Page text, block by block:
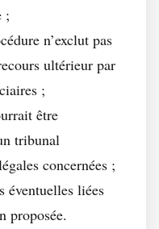
;
n’exclut pas
ultérieur par
;
être
tribunal
concernées ;
éventuelles liées
proposée.